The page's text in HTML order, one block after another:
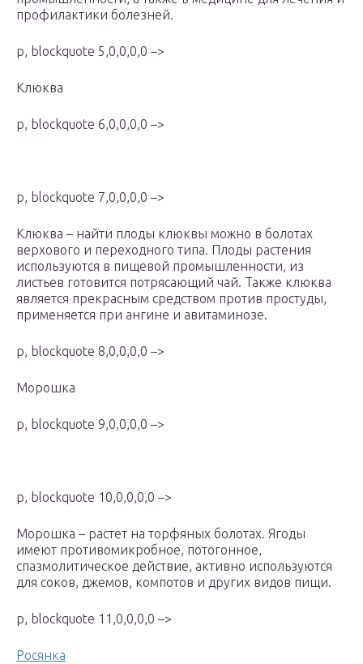
профилактики болезней.
p, blockquote 5,0,0,0,0 –>
Клюква
p, blockquote 6,0,0,0,0 –>
p, blockquote 7,0,0,0,0 –>
Клюква – найти плоды клюквы можно в болотах
верхового и переходного типа. Плоды растения
используются в пищевой промышленности, из
листьев готовится потрясающий чай. Также клюква
является прекрасным средством против простуды,
применяется при ангине и авитаминозе.
p, blockquote 8,0,0,0,0 –>
Морошка
p, blockquote 9,0,0,0,0 –>
p, blockquote 10,0,0,0,0 –>
Морошка – растет на торфяных болотах. Ягоды
имеют противомикробное, потогонное,
спазмолитическое действие, активно используются
для соков, джемов, компотов и других видов пищи.
p, blockquote 11,0,0,0,0 –>
Росянка